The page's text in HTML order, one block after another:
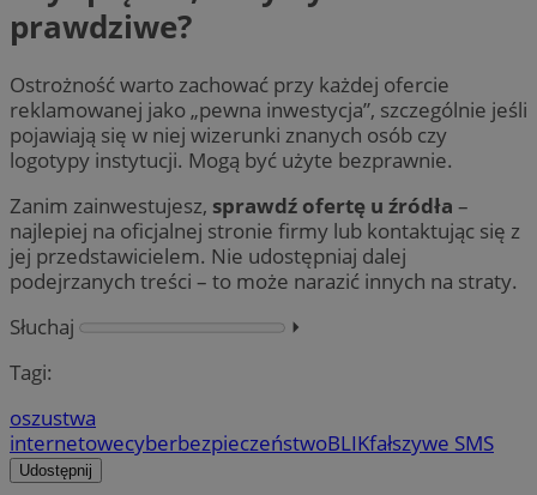
prawdziwe?
Ostrożność warto zachować przy każdej ofercie
reklamowanej jako „pewna inwestycja”, szczególnie jeśli
pojawiają się w niej wizerunki znanych osób czy
logotypy instytucji. Mogą być użyte bezprawnie.
Zanim zainwestujesz, sprawdź ofertę u źródła –
najlepiej na oficjalnej stronie firmy lub kontaktując się z
jej przedstawicielem. Nie udostępniaj dalej
podejrzanych treści – to może narazić innych na straty.
Słuchaj
⏵︎
Tagi:
oszustwa
internetowecyberbezpieczeństwoBLIKfałszywe SMS
Udostępnij